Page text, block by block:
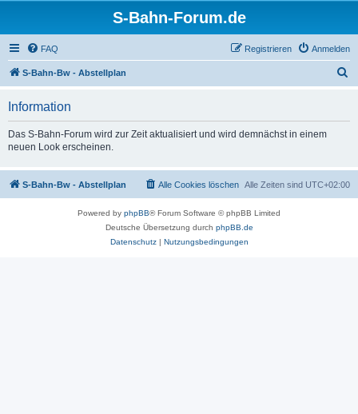
S-Bahn-Forum.de
FAQ Anmelden
Registrieren
S-Bahn-Bw - Abstellplan
Information
Das S-Bahn-Forum wird zur Zeit aktualisiert und wird demnächst in einem
neuen Look erscheinen.
S-Bahn-Bw - Abstellplan Alle Zeiten sind UTC+02:00
Alle Cookies löschen
Powered by phpBB® Forum Software © phpBB Limited
Deutsche Übersetzung durch phpBB.de
Datenschutz| Nutzungsbedingungen